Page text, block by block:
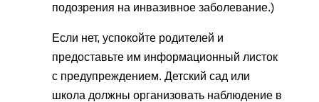
подозрения на инвазивное заболевание.)
Если нет, успокойте родителей и
предоставьте им информационный листок
с предупреждением. Детский сад или
школа должны организовать наблюдение в